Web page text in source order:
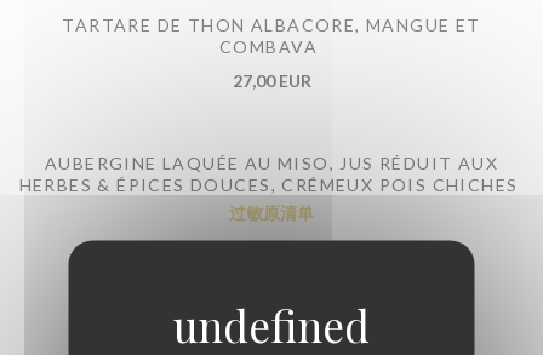
TARTARE DE THON ALBACORE, MANGUE ET
COMBAVA
27,00 EUR
AUBERGINE LAQUÉE AU MISO, JUS RÉDUIT AUX
HERBES & ÉPICES DOUCES, CRÉMEUX POIS CHICHES
过敏原清单
PIÈCE DU BOUCHER SELON ARRIVAGE